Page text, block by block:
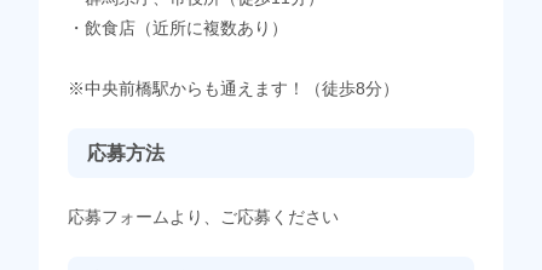
・飲食店（近所に複数あり）
※中央前橋駅からも通えます！（徒歩8分）
応募方法
応募フォームより、ご応募ください